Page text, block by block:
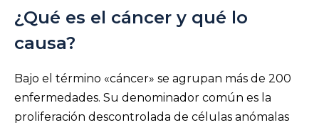
¿Qué es el cáncer y qué lo
causa?
Bajo el término «cáncer» se agrupan más de 200
enfermedades. Su denominador común es la
proliferación descontrolada de células anómalas